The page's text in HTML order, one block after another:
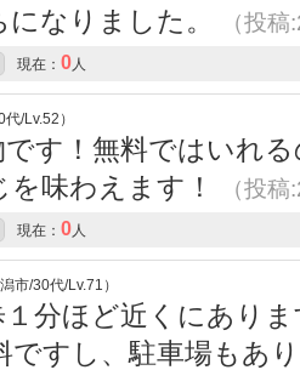
なりました。
（投
現在： 0 人
/Lv.52）
す！無料ではいれ
味わえます！
（投
現在： 0 人
市/30代/Lv.71）
分ほど近くにあり
ですし、駐車場もあ